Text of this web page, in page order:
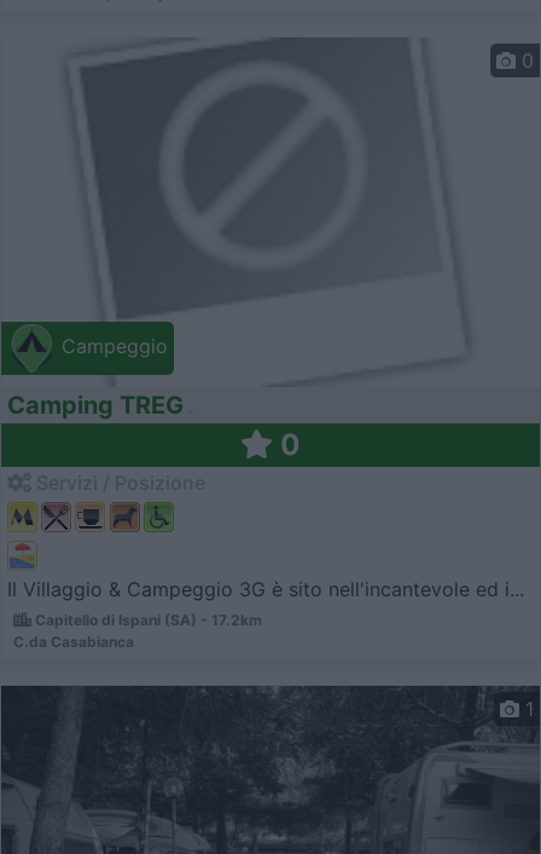
Campeggio
0
Camping TREG
0
Il Villaggio & Campeggio 3G è sito nell'incantevole ed i...
Capitello di Ispani (SA) - 17.2km
C.da Casabianca
1